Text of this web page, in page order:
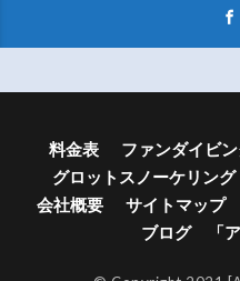
料金表 ファンダイビ
グロットスノーケリング
会社概要
サイトマップ
ブログ 「ア